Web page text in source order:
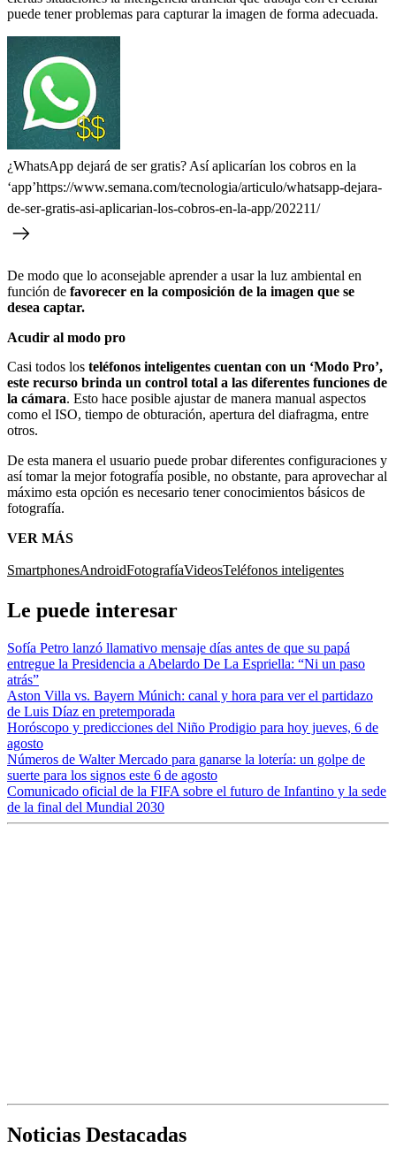
puede tener problemas para capturar la imagen de forma adecuada.
¿WhatsApp dejará de ser gratis? Así aplicarían los cobros en la
‘app’https://www.semana.com/tecnologia/articulo/whatsapp-dejara-
de-ser-gratis-asi-aplicarian-los-cobros-en-la-app/202211/
De modo que lo aconsejable aprender a usar la luz ambiental en
función de favorecer en la composición de la imagen que se
desea captar.
Acudir al modo pro
Casi todos los teléfonos inteligentes cuentan con un ‘Modo Pro’,
este recurso brinda un control total a las diferentes funciones de
la cámara. Esto hace posible ajustar de manera manual aspectos
como el ISO, tiempo de obturación, apertura del diafragma, entre
otros.
De esta manera el usuario puede probar diferentes configuraciones y
así tomar la mejor fotografía posible, no obstante, para aprovechar al
máximo esta opción es necesario tener conocimientos básicos de
fotografía.
VER MÁS
SmartphonesAndroidFotografíaVideosTeléfonos inteligentes
Le puede interesar
Sofía Petro lanzó llamativo mensaje días antes de que su papá
entregue la Presidencia a Abelardo De La Espriella: “Ni un paso
atrás”
Aston Villa vs. Bayern Múnich: canal y hora para ver el partidazo
de Luis Díaz en pretemporada
Horóscopo y predicciones del Niño Prodigio para hoy jueves, 6 de
agosto
Números de Walter Mercado para ganarse la lotería: un golpe de
suerte para los signos este 6 de agosto
Comunicado oficial de la FIFA sobre el futuro de Infantino y la sede
de la final del Mundial 2030
Noticias Destacadas